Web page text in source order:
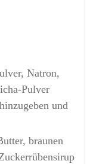
Natron,
Pulver
und
braunen